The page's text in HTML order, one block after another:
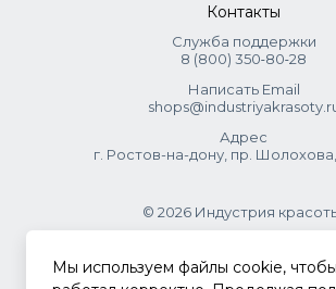
Контакты
Служба поддержки
8 (800) 350‑80‑28
Написать Email
Адрес
г. Ростов-на-дону, пр. Шолохова,
© 2026 Индустрия
.
Мы используем файлы cookie,